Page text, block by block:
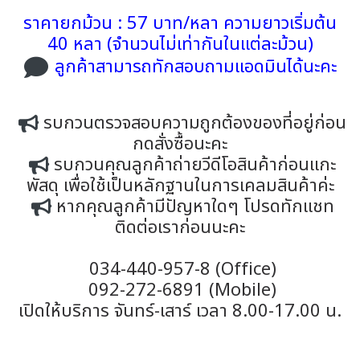
ราคายกม้วน : 57 บาท/หลา ความยาวเริ่มต้น
40 หลา (จำนวนไม่เท่ากันในแต่ละม้วน)
ลูกค้าสามารถทักสอบถามแอดมินได้นะคะ
รบกวนตรวจสอบความถูกต้องของที่อยู่ก่อน
กดสั่งซื้อนะคะ
รบกวนคุณลูกค้าถ่ายวีดีโอสินค้าก่อนแกะ
พัสดุ เพื่อใช้เป็นหลักฐานในการเคลมสินค้าค่ะ
หากคุณลูกค้ามีปัญหาใดๆ โปรดทักแชท
ติดต่อเราก่อนนะคะ
034-440-957-8 (Office)
092-272-6891 (Mobile)
เปิดให้บริการ จันทร์-เสาร์ เวลา 8.00-17.00 น.